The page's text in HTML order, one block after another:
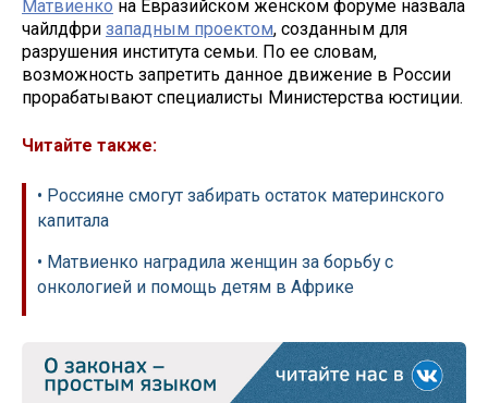
Матвиенко на Евразийском женском форуме назвала
чайлдфри западным проектом, созданным для
разрушения института семьи. По ее словам,
возможность запретить данное движение в России
прорабатывают специалисты Министерства юстиции.
Читайте также:
• Россияне смогут забирать остаток материнского
капитала
• Матвиенко наградила женщин за борьбу с
онкологией и помощь детям в Африке